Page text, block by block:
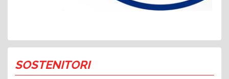
SOSTENITORI